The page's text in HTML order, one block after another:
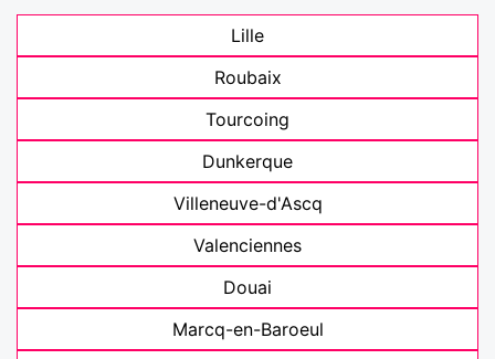
Lille
Roubaix
Tourcoing
Dunkerque
Villeneuve-d'Ascq
Valenciennes
Douai
Marcq-en-Baroeul